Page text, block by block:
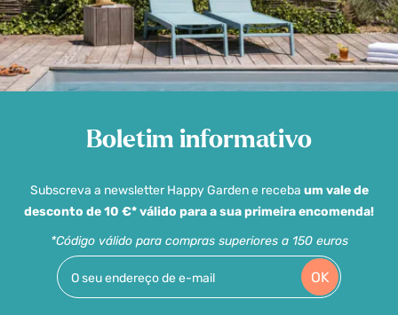
Boletim informativo
Subscreva a newsletter Happy Garden e receba um vale de
desconto de 10 €* válido para a sua primeira encomenda!
*Código válido para compras superiores a 150 euros
OK